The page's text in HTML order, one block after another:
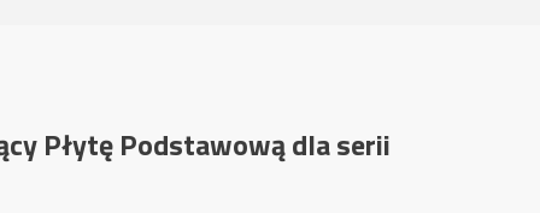
Płytę Podstawową dla serii